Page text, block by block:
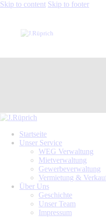
Skip to content Skip to footer
Startseite
Unser Service
WEG Verwaltung
Mietverwaltung
Gewerbeverwaltung
Vermietung &
Über Uns
Geschichte
Unser Team
Impressum